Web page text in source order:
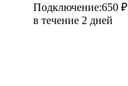
Подключение:650 ₽
в течение 2 дней